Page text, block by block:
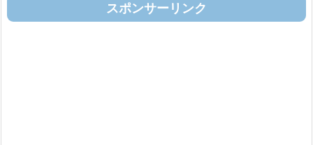
スポンサーリンク